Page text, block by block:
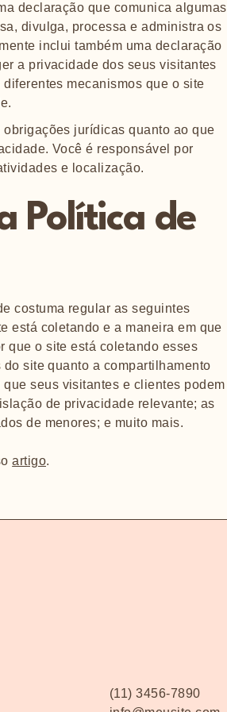
declaração que comunica algumas
divulga, processa e administra os
inclui também uma declaração
a privacidade dos seus visitantes
mecanismos que o site
jurídicas quanto ao que
Você é responsável por
e localização.
Política de
costuma regular as seguintes
está coletando e a maneira em que
que o site está coletando esses
site quanto a compartilhamento
seus visitantes e clientes podem
de privacidade relevante; as
de menores; e muito mais.
artigo.
(11) 3456-7890